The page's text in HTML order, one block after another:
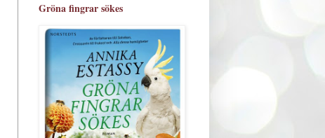
Gröna fingrar sökes